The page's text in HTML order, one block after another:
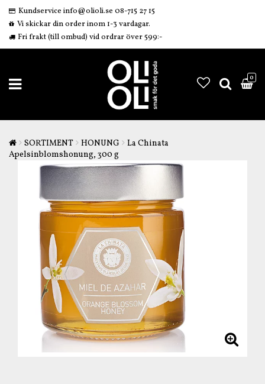
Kundservice info@olioli.se 08-715 27 15
Vi skickar din order inom 1-3 vardagar.
Fri frakt (till ombud) vid ordrar över 599:-
0
SORTIMENT HONUNG
La Chinata
Apelsinblomshonung, 300 g